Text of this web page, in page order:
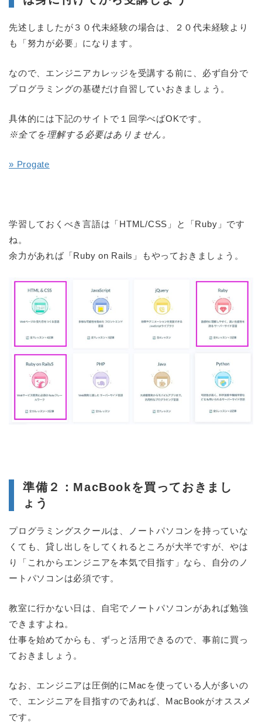
先述しましたが３０代未経験の場合は、２０代未経験より
も「努力が必要」になります。
なので、エンジニアカレッジを受講する前に、必ず自分で
プログラミングの基礎だけ自習していおきましょう。
具体的には下記のサイトで１回学べばOKです。
※全てを理解する必要はありません。
» Progate
学習しておくべき言語は「HTML/CSS」と「Ruby」です
ね。
余力があれば「Ruby on Rails」もやっておきましょう。
準備２：MacBookを買っておきまし
ょう
プログラミングスクールは、ノートパソコンを持っていな
くても、貸し出しをしてくれるところが大半ですが、やは
り「これからエンジニアを本気で目指す」なら、自分のノ
ートパソコンは必須です。
教室に行かない日は、自宅でノートパソコンがあれば勉強
できますよね。
仕事を始めてからも、ずっと活用できるので、事前に買っ
ておきましょう。
なお、エンジニアは圧倒的にMacを使っている人が多いの
で、エンジニアを目指すのであれば、MacBookがオススメ
です。